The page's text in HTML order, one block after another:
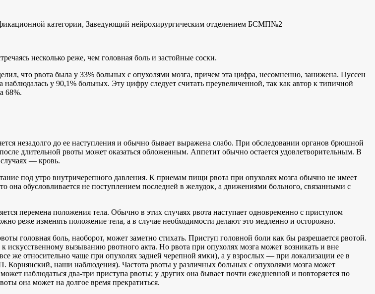
категории, Заведующий нейрохирургическим отделением БСМП№2
несколько реже, чем головная боль и застойные соски.
что рвота была у 33% больных с опухолями мозга, причем эта цифра, несомненно, занижена. Пуссен
у 90,1% больных. Эту цифру следует считать преувеличенной, так как автор к типичной
68%.
незадолго до ее наступления и обычно бывает выражена слабо. При обследовании органов брюшной
длительной рвоты может оказаться обложенным. Аппетит обычно остается удовлетворительным. В
— кровь.
под утро внутричерепного давления. К приемам пищи рвота при опухолях мозга обычно не имеет
обусловливается не поступлением последней в желудок, а движениями больного, связанными с
перемена положения тела. Обычно в этих случаях рвота наступает одновременно с приступом
реже изменять положение тела, а в случае необходимости делают это медленно и осторожно.
головная боль, наоборот, может заметно стихать. Приступ головной боли как бы разрешается рвотой.
искусственному вызыванию рвотного акта. Но рвота при опухолях мозга может возникать и вне
же относительно чаще при опухолях задней черепной ямки), а у взрослых — при локализации ее в
наши наблюдения). Частота рвоты у различных больных с опухолями мозга может
наблюдаться два-три приступа рвоты; у других она бывает почти ежедневной и повторяется по
она может на долгое время прекратиться.